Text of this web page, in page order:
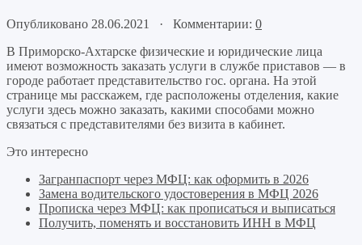
Опубликовано 28.06.2021 · Комментарии: 0
В Приморско-Ахтарске физические и юридические лица
имеют возможность заказать услуги в службе приставов — в
городе работает представительство гос. органа. На этой
странице мы расскажем, где расположены отделения, какие
услуги здесь можно заказать, какими способами можно
связаться с представителями без визита в кабинет.
Это интересно
Загранпаспорт через МФЦ: как оформить в 2026
Замена водительского удостоверения в МФЦ 2026
Прописка через МФЦ: как прописаться и выписаться
Получить, поменять и восстановить ИНН в МФЦ